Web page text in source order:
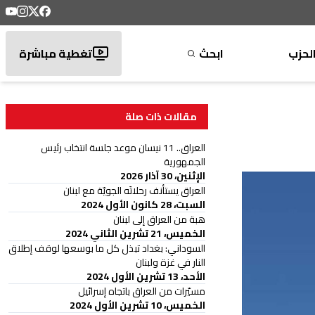
الحزب ابحث تغطية مباشرة
مقالات ذات صلة
العراق.. 11 نيسان موعد جلسة انتخاب رئيس
الجمهورية
الإثنين، 30 آذار 2026
العراق يستأنف رحلاتَه الجويّة مع لبنان
السبت، 28 كانون الأول 2024
هبة من العراق إلى لبنان
الخميس، 21 تشرين الثاني 2024
السوداني: بغداد تبذل كل ما بوسعها لوقف إطلاق
النار في غزة ولبنان
الأحد، 13 تشرين الأول 2024
مسيّرات من العراق باتجاه إسرائيل
الخميس، 10 تشرين الأول 2024